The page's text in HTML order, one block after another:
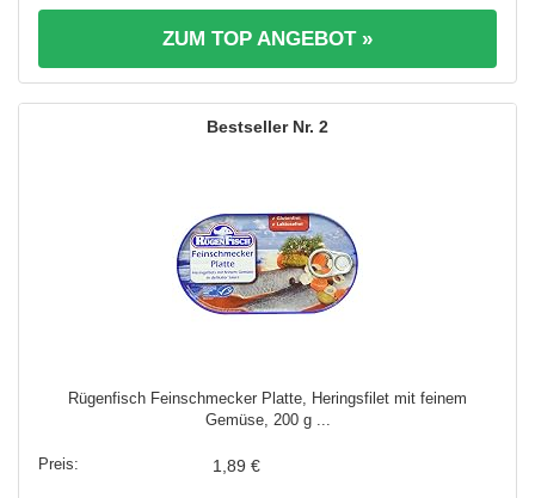
ZUM TOP ANGEBOT »
2
Rügenfisch Feinschmecker Platte, Heringsfilet mit feinem
Gemüse, 200 g ...
1,89 €